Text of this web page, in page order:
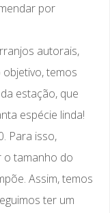
por
autorais,
temos
estação, que
espécie linda!
Para isso,
o tamanho do
Assim, temos
ter um